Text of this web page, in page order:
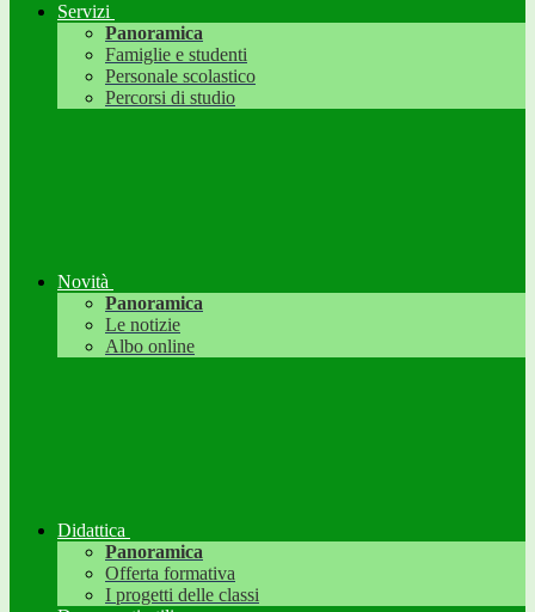
Servizi
Panoramica
Famiglie e studenti
Personale scolastico
Percorsi di studio
Novità
Panoramica
Le notizie
Albo online
Didattica
Panoramica
Offerta formativa
I progetti delle classi